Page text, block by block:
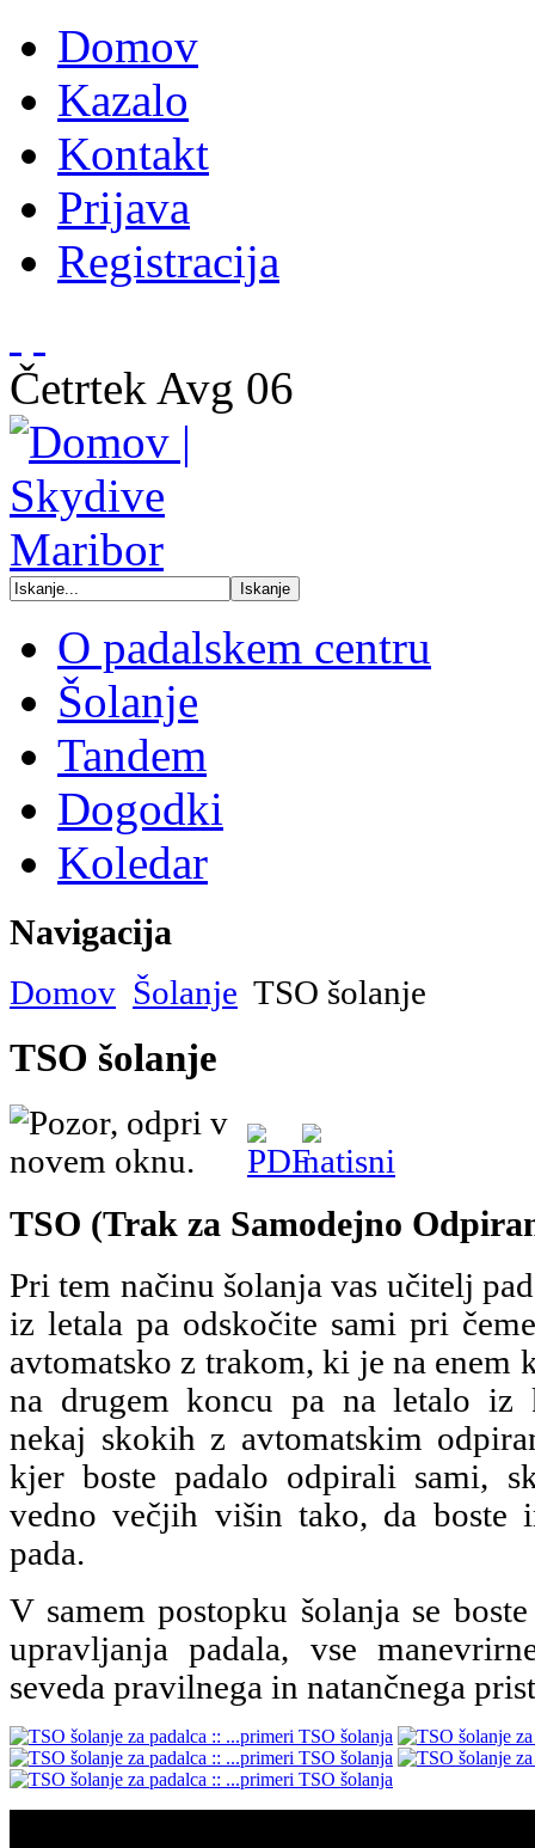
Domov
Kazalo
Kontakt
Prijava
Registracija
Četrtek Avg 06
O padalskem centru
Šolanje
Tandem
Dogodki
Koledar
Navigacija
Domov Šolanje TSO šolanje
TSO šolanje
TSO (Trak za Samodejno
Pri tem načinu šolanja vas učitelj
iz letala pa odskočite sami pri
avtomatsko z trakom, ki je na enem
na drugem koncu pa na letalo iz
nekaj skokih z avtomatskim
kjer boste padalo odpirali sami,
vedno večjih višin tako, da boste
pada.
V samem postopku šolanja se
upravljanja padala, vse
seveda pravilnega in natančnega